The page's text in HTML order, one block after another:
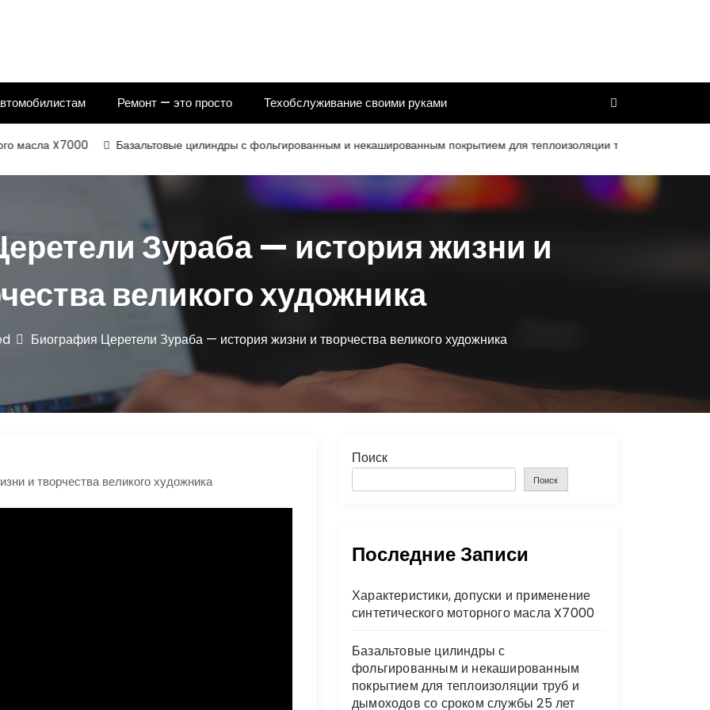
Ремонт — это просто Техобслуживание своими руками
X7000 Базальтовые цилиндры с фольгированным и некашированным покрытием для теплоизоляции труб и дымоходов со
Зураба — история жизни и
великого художника
Биография Церетели Зураба — история жизни и творчества великого художника
Поиск
Поиск
Последние Записи
Характеристики, допуски и применение
синтетического моторного масла X7000
Базальтовые цилиндры с
фольгированным и некашированным
покрытием для теплоизоляции труб и
дымоходов со сроком службы 25 лет